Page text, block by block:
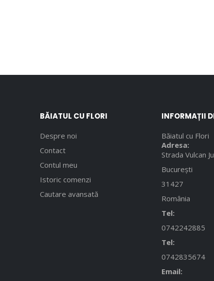
BĂIATUL CU FLORI
Despre noi
Contact
Contul meu
Istoric comenzi
Cautare avansată
INFORMAȚII
Băiatul cu Flori
Adresa:
Strada Vulcan
București
31427
România
Tel:
0742242885
Tel:
0742835674
Email: